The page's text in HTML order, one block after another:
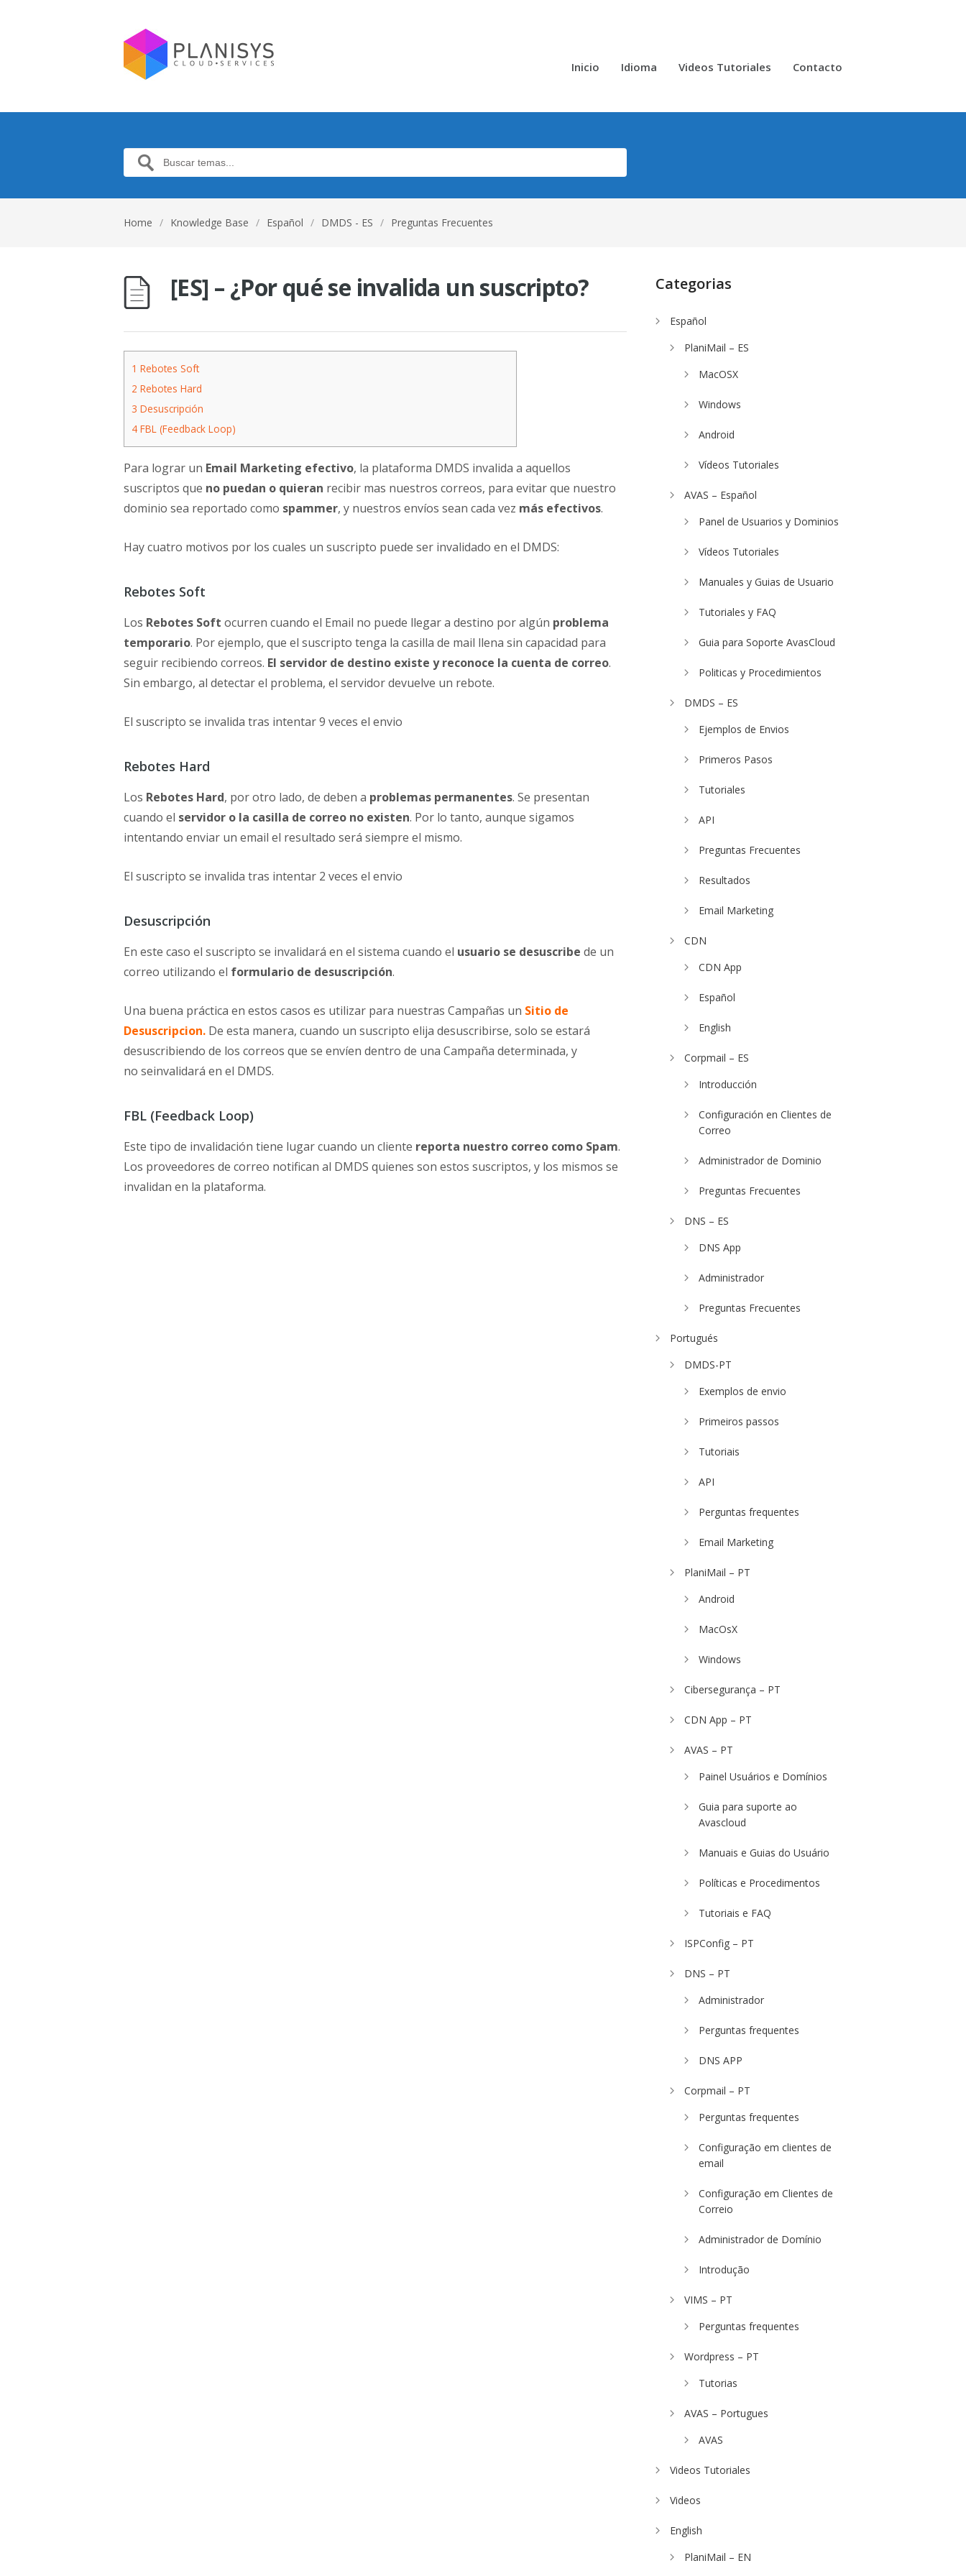
Inicio Idioma Videos Tutoriales Contacto
Home / Knowledge Base / Español / DMDS - ES / Preguntas Frecuentes
[ES] – ¿Por qué se invalida un suscripto?
1 Rebotes Soft
2 Rebotes Hard
3 Desuscripción
4 FBL (Feedback Loop)
Para lograr un Email Marketing efectivo, la plataforma DMDS invalida a aquellos
suscriptos que no puedan o quieran recibir mas nuestros correos, para evitar que nuestro
dominio sea reportado como spammer, y nuestros envíos sean cada vez más efectivos.
Hay cuatro motivos por los cuales un suscripto puede ser invalidado en el DMDS:
Rebotes Soft
Los Rebotes Soft ocurren cuando el Email no puede llegar a destino por algún problema
temporario. Por ejemplo, que el suscripto tenga la casilla de mail llena sin capacidad para
seguir recibiendo correos. El servidor de destino existe y reconoce la cuenta de correo.
Sin embargo, al detectar el problema, el servidor devuelve un rebote.
El suscripto se invalida tras intentar 9 veces el envio
Rebotes Hard
Los Rebotes Hard, por otro lado, de deben a problemas permanentes. Se presentan
cuando el servidor o la casilla de correo no existen. Por lo tanto, aunque sigamos
intentando enviar un email el resultado será siempre el mismo.
El suscripto se invalida tras intentar 2 veces el envio
Desuscripción
En este caso el suscripto se invalidará en el sistema cuando el usuario se desuscribe de un
correo utilizando el formulario de desuscripción.
Una buena práctica en estos casos es utilizar para nuestras Campañas un Sitio de
Desuscripcion. De esta manera, cuando un suscripto elija desuscribirse, solo se estará
desuscribiendo de los correos que se envíen dentro de una Campaña determinada, y
no seinvalidará en el DMDS.
FBL (Feedback Loop)
Este tipo de invalidación tiene lugar cuando un cliente reporta nuestro correo como Spam.
Los proveedores de correo notifican al DMDS quienes son estos suscriptos, y los mismos se
invalidan en la plataforma.
Categorias
Español
PlaniMail – ES
MacOSX
Windows
Android
Vídeos Tutoriales
AVAS – Español
Panel de Usuarios y Dominios
Vídeos Tutoriales
Manuales y Guias de Usuario
Tutoriales y FAQ
Guia para Soporte AvasCloud
Politicas y Procedimientos
DMDS – ES
Ejemplos de Envios
Primeros Pasos
Tutoriales
API
Preguntas Frecuentes
Resultados
Email Marketing
CDN
CDN App
Español
English
Corpmail – ES
Introducción
Configuración en Clientes de
Correo
Administrador de Dominio
Preguntas Frecuentes
DNS – ES
DNS App
Administrador
Preguntas Frecuentes
Portugués
DMDS-PT
Exemplos de envio
Primeiros passos
Tutoriais
API
Perguntas frequentes
Email Marketing
PlaniMail – PT
Android
MacOsX
Windows
Cibersegurança – PT
CDN App – PT
AVAS – PT
Painel Usuários e Domínios
Guia para suporte ao
Avascloud
Manuais e Guias do Usuário
Políticas e Procedimentos
Tutoriais e FAQ
ISPConfig – PT
DNS – PT
Administrador
Perguntas frequentes
DNS APP
Corpmail – PT
Perguntas frequentes
Configuração em clientes de
email
Configuração em Clientes de
Correio
Administrador de Domínio
Introdução
VIMS – PT
Perguntas frequentes
Wordpress – PT
Tutorias
AVAS – Portugues
AVAS
Videos Tutoriales
Videos
English
PlaniMail – EN